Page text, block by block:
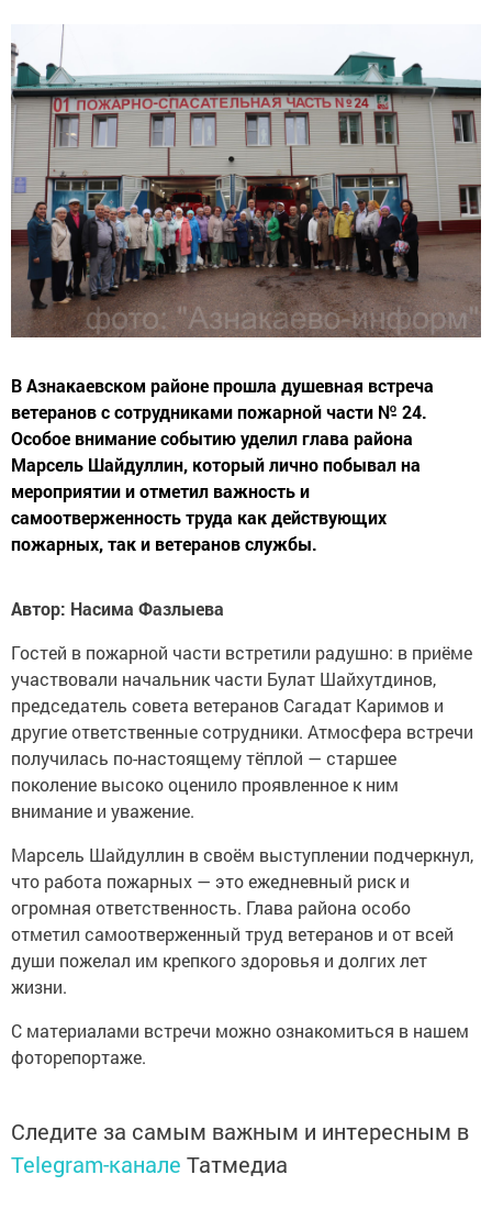
В Азнакаевском районе прошла душевная встреча
ветеранов с сотрудниками пожарной части № 24.
Особое внимание событию уделил глава района
Марсель Шайдуллин, который лично побывал на
мероприятии и отметил важность и
самоотверженность труда как действующих
пожарных, так и ветеранов службы.
Автор: Насима Фазлыева
Гостей в пожарной части встретили радушно: в приёме
участвовали начальник части Булат Шайхутдинов,
председатель совета ветеранов Сагадат Каримов и
другие ответственные сотрудники. Атмосфера встречи
получилась по-настоящему тёплой — старшее
поколение высоко оценило проявленное к ним
внимание и уважение.
Марсель Шайдуллин в своём выступлении подчеркнул,
что работа пожарных — это ежедневный риск и
огромная ответственность. Глава района особо
отметил самоотверженный труд ветеранов и от всей
души пожелал им крепкого здоровья и долгих лет
жизни.
С материалами встречи можно ознакомиться в нашем
фоторепортаже.
Следите за самым важным и интересным в
Telegram-канале Татмедиа